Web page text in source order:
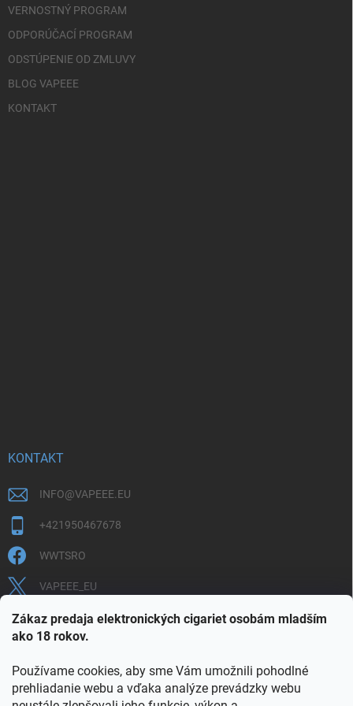
Zákaz predaja elektronických cigariet osobám mladším
ako 18 rokov.
Používame cookies, aby sme Vám umožnili pohodlné
prehliadanie webu a vďaka analýze prevádzky webu
VERNOSTNÝ PROGRAM
ODPORÚČACÍ PROGRAM
ODSTÚPENIE OD ZMLUVY
BLOG VAPEEE
KONTAKT
KONTAKT
INFO@VAPEEE.EU
+421950467678
WWTSRO
VAPEEE_EU
VAPEEE.EU